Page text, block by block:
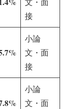
接
小論
文・面
接
小論
文・面